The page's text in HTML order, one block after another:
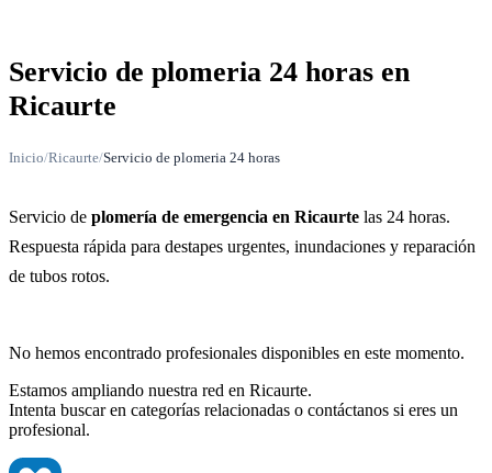
Servicio de plomeria 24 horas en
Ricaurte
Inicio/Ricaurte/Servicio de plomeria 24 horas
Servicio de plomería de emergencia en Ricaurte las 24 horas.
Respuesta rápida para destapes urgentes, inundaciones y reparación
de tubos rotos.
No hemos encontrado profesionales disponibles en este momento.
Estamos ampliando nuestra red en Ricaurte.
Intenta buscar en categorías relacionadas o contáctanos si eres un
profesional.